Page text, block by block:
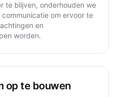
te blijven, onderhouden we
om ervoor te
en
worden.
op te bouwen